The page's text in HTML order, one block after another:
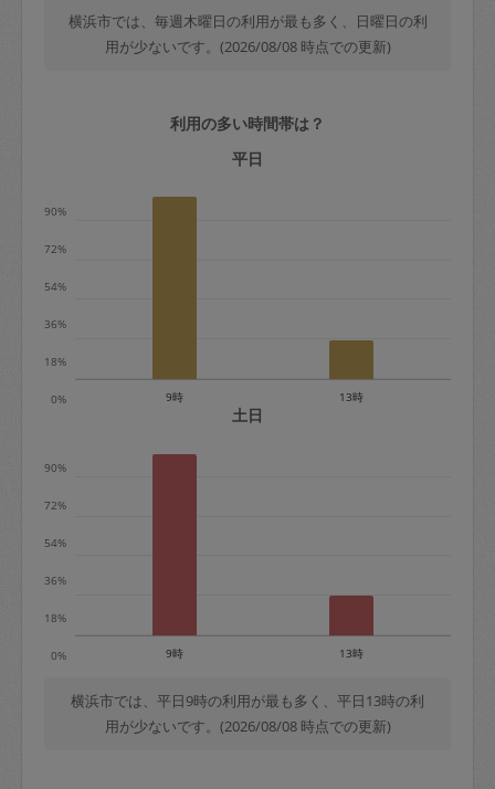
金額の100%＋交通費全額
定期契約をキャンセルする場合、毎週定
期は月2回まで隔週定期は月1回までキャ
※キャンセル料金の設定について：
横浜市では、毎週木曜日の利用が最も多く、日曜日の利
用が少ないです。(2026/08/08 時点での更新)
利用の多い時間帯は？
平日
0%
18%
36%
54%
72%
90%
9時 13時
土日
0%
18%
36%
54%
72%
90%
9時 13時
横浜市では、平日9時の利用が最も多く、平日13時の利
用が少ないです。(2026/08/08 時点での更新)